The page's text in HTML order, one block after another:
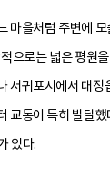
마을처럼 주변에
으로는 넓은 평원
서귀포시에서 대정
교통이 특히 발달
있다.